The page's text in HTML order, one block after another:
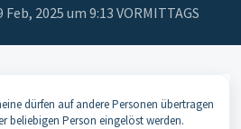
2025 um 9:13 VORMITTAGS
dürfen auf andere Personen übertragen
beliebigen Person eingelöst werden.